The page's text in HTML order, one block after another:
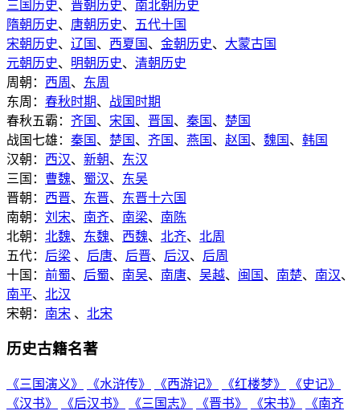
三国历史、 晋朝历史、 南北朝历史
隋朝历史、 唐朝历史、
五代十国
宋朝历史、 辽国 、 西夏国 、 金朝历史、 大蒙古国
元朝历史、 明朝历史、 清朝历史
周朝： 西周 、 东周
东周： 春秋时期、 战国时期
春秋五霸： 齐国 、 宋国 、 晋国 、 秦国 、 楚国
战国七雄： 秦国 、 楚国 、 齐国 、 燕国 、 赵国 、 魏国 、 韩国
汉朝： 西汉、 新朝、 东汉
三国： 曹魏、 蜀汉、 东吴
晋朝： 西晋、 东晋、 东晋十六国
南朝： 刘宋、 南齐、 南梁、 南陈
北朝： 北魏、 东魏、 西魏、 北齐、 北周
五代： 后梁 、 后唐、 后晋、 后汉、 后周
十国： 前蜀、 后蜀、 南吴、 南唐、 吴越、 闽国 、 南楚、 南汉、
南平、 北汉
宋朝： 南宋 、 北宋
历史古籍名著
《三国演义》 《水浒传》 《西游记》 《红楼梦》
《史记》
《汉书》
《后汉书》 《三国志》 《晋书》 《宋书》
《南齐